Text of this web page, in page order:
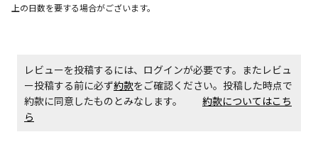
上の日数を要する場合がございます。
レビューを投稿するには、ログインが必要です。またレビュ
ー投稿する前に必ず約款をご確認ください。投稿した時点で
約款に同意したものとみなします。 約款についてはこち
ら